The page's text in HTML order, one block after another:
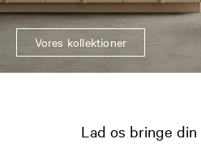
Vores kollektioner
Lad os bringe